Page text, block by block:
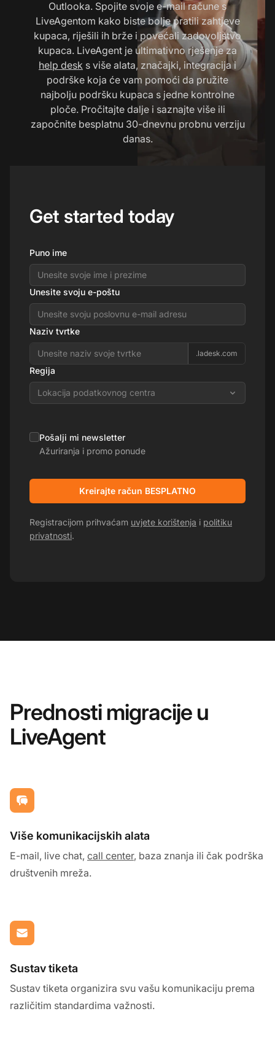
Outlooka. Spojite svoje e-mail račune s
LiveAgentom kako biste bolje pratili zahtjeve
kupaca, riješili ih brže i povećali zadovoljstvo
kupaca. LiveAgent je ultimativno rješenje za
help desk s više alata, značajki, integracija i
podrške koja će vam pomoći da pružite
najbolju podršku kupaca s jedne kontrolne
ploče. Pročitajte dalje i saznajte više ili
započnite besplatnu 30-dnevnu probnu verziju
danas.
Get started today
Puno ime
Unesite svoju e-poštu
Naziv tvrtke
.ladesk.com
Regija
Lokacija podatkovnog centra
Pošalji mi newsletter
Ažuriranja i promo ponude
Kreirajte račun BESPLATNO
Registracijom prihvaćam uvjete korištenja i politiku
privatnosti.
Prednosti migracije u
LiveAgent
Više komunikacijskih alata
E-mail, live chat, call center, baza znanja ili čak podrška
društvenih mreža.
Sustav tiketa
Sustav tiketa organizira svu vašu komunikaciju prema
različitim standardima važnosti.